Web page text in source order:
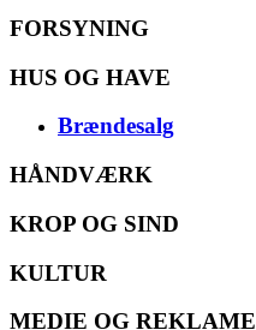
FORSYNING
HUS OG HAVE
Brændesalg
HÅNDVÆRK
KROP OG SIND
KULTUR
MEDIE OG REKLAME